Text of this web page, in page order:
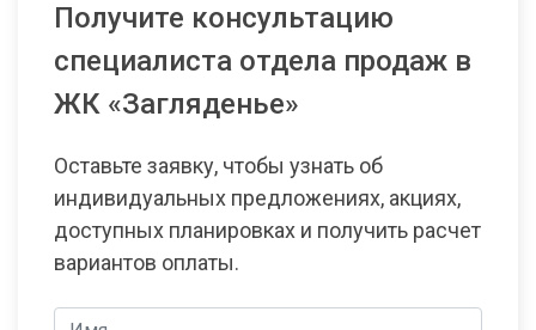
Получите консультацию
специалиста отдела продаж в
ЖК «Загляденье»
Оставьте заявку, чтобы узнать об
индивидуальных предложениях, акциях,
доступных планировках и получить расчет
вариантов оплаты.